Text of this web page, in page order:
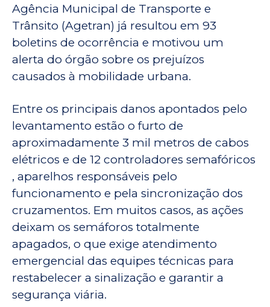
Agência Municipal de Transporte e
Trânsito (Agetran) já resultou em 93
boletins de ocorrência e motivou um
alerta do órgão sobre os prejuízos
causados à mobilidade urbana.
Entre os principais danos apontados pelo
levantamento estão o furto de
aproximadamente 3 mil metros de cabos
elétricos e de 12 controladores semafóricos
, aparelhos responsáveis pelo
funcionamento e pela sincronização dos
cruzamentos. Em muitos casos, as ações
deixam os semáforos totalmente
apagados, o que exige atendimento
emergencial das equipes técnicas para
restabelecer a sinalização e garantir a
segurança viária.